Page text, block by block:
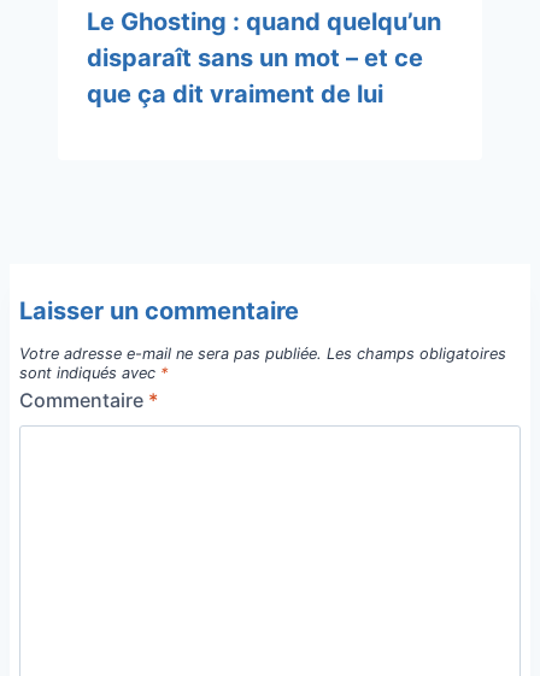
Le Ghosting : quand quelqu’un
disparaît sans un mot – et ce
que ça dit vraiment de lui
Laisser un commentaire
Votre adresse e-mail ne sera pas publiée. Les champs obligatoires
sont indiqués avec *
Commentaire *